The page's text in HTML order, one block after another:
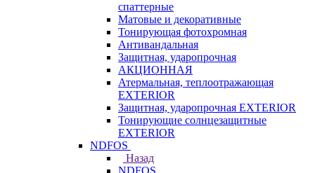
спаттерные
Матовые и декоративные
Тонирующая фотохромная
Антивандальная
Защитная, ударопрочная
АКЦИОННАЯ
Атермальная, теплоотражающая
EXTERIOR
Защитная, ударопрочная EXTERIOR
Тонирующие солнцезащитные
EXTERIOR
NDFOS
Назад
NDFOS